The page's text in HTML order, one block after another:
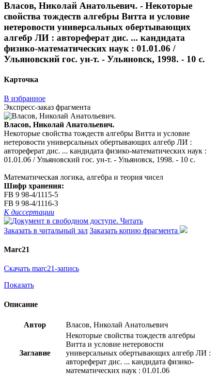
Власов, Николай Анатольевич. - Некоторые
свойства тождеств алгебры Витта и условие
нетеровости универсальных обертывающих
алгебр ЛИ : автореферат дис. ... кандидата
физико-математических наук : 01.01.06 /
Ульяновский гос. ун-т. - Ульяновск, 1998. - 10 с.
Карточка
В избранное
Экспресс-заказ фрагмента
Власов, Николай Анатольевич.
Некоторые свойства тождеств алгебры Витта и условие
нетеровости универсальных обертывающих алгебр ЛИ :
автореферат дис. ... кандидата физико-математических наук :
01.01.06 / Ульяновский гос. ун-т. - Ульяновск, 1998. - 10 с.
Математическая логика, алгебра и теория чисел
Шифр хранения:
FB 9 98-4/1115-5
FB 9 98-4/1116-3
К диссертации
Читать
Заказать в читальный зал Заказать копию фрагмента
Marc21
Скачать marc21-запись
Показать
Описание
Автор Власов, Николай Анатольевич
Заглавие
Некоторые свойства тождеств алгебры
Витта и условие нетеровости
универсальных обертывающих алгебр ЛИ :
автореферат дис. ... кандидата физико-
математических наук : 01.01.06